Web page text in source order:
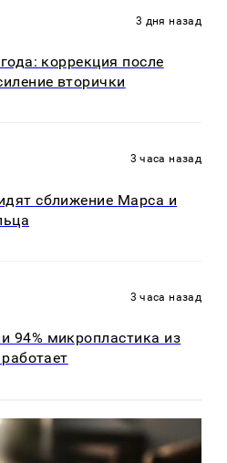
3 дня назад
коррекция после
вторички
3 часа назад
сближение Марса и
3 часа назад
94% микропластика из